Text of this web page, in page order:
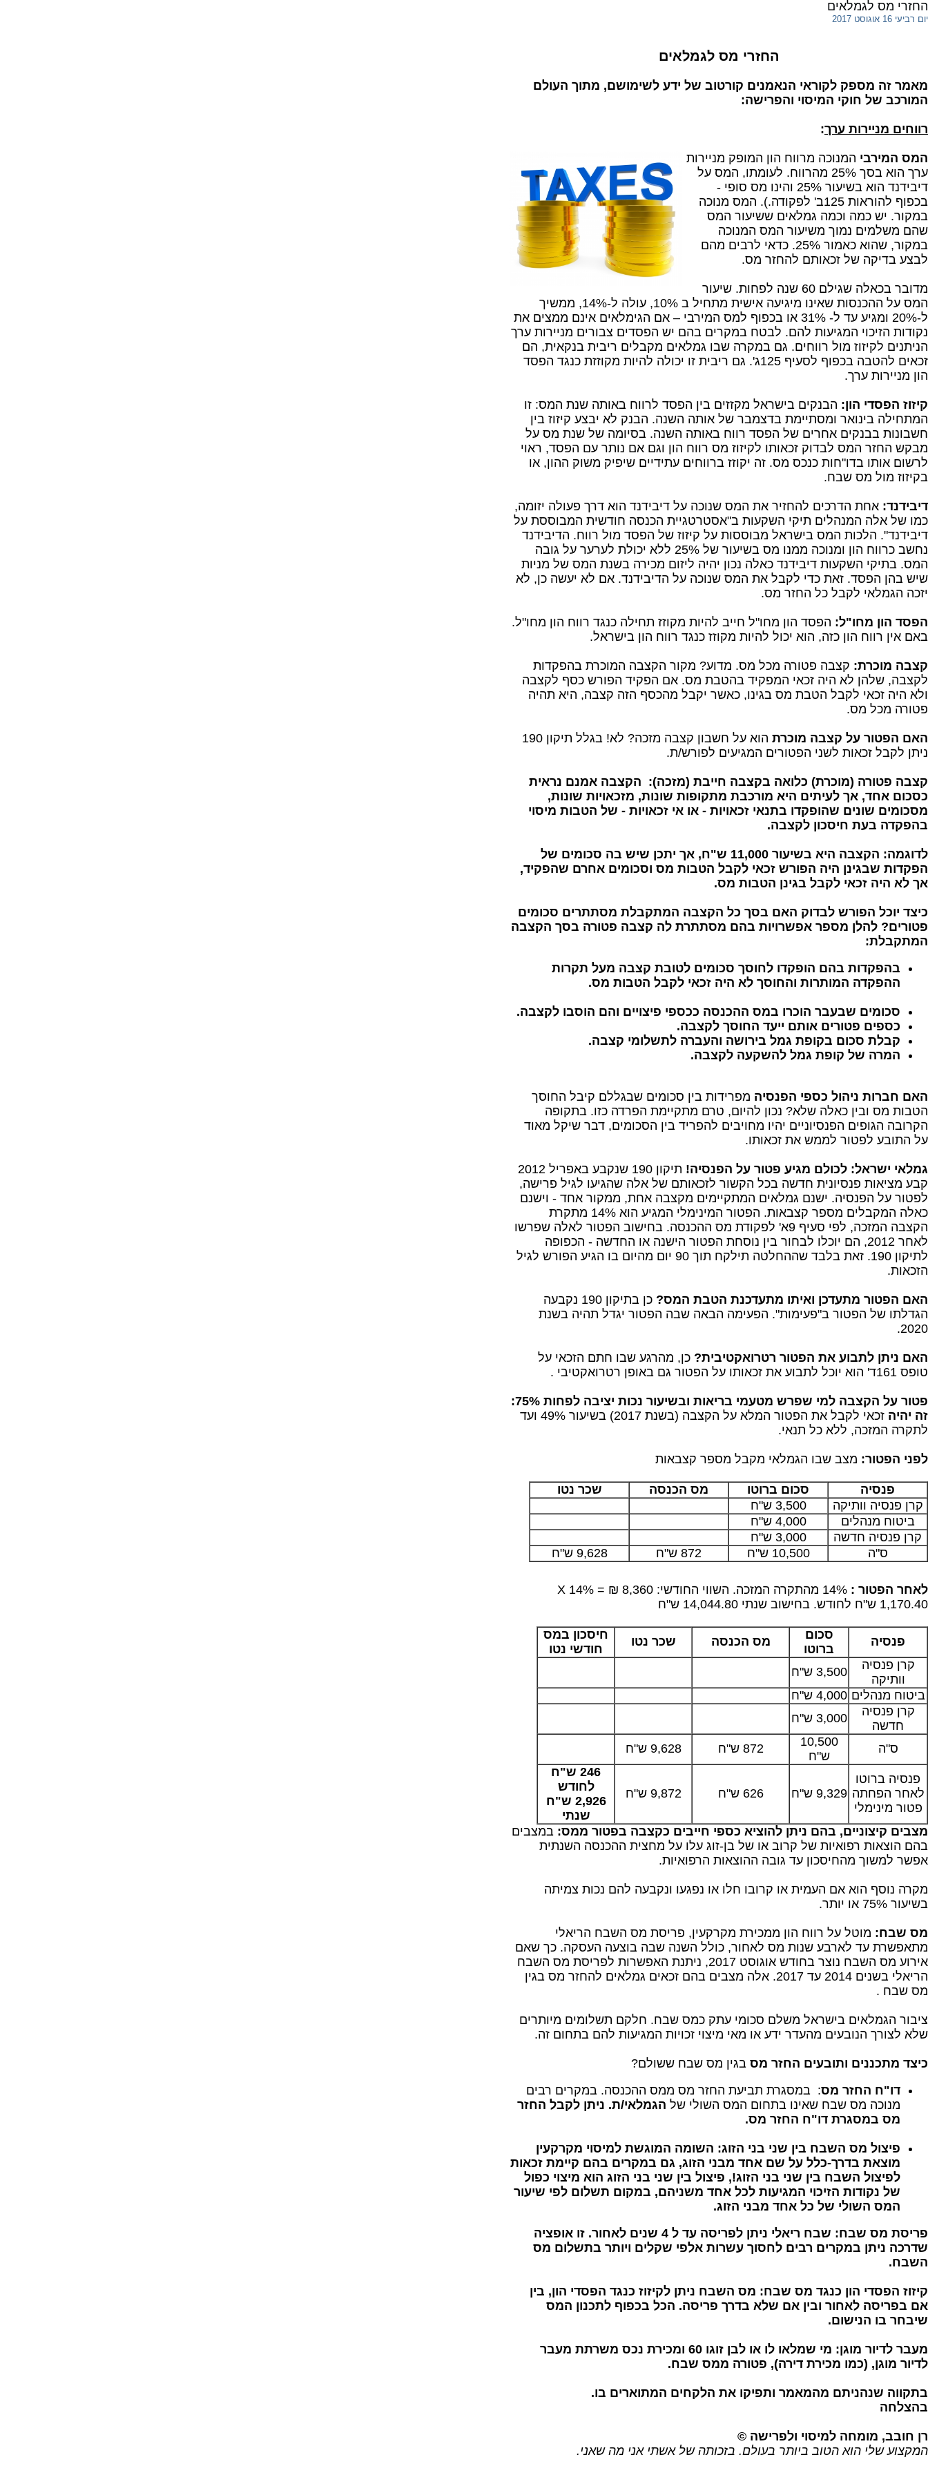
החזרי מס לגמלאים
יום רביעי 16 אוגוסט 2017
החזרי מס לגמלאים
מאמר זה מספק לקוראי הנאמנים קורטוב של ידע לשימושם, מתוך העולם
המורכב של חוקי המיסוי והפרישה:
רווחים מניירות ערך:
המס המירבי המנוכה מרווח הון המופק מניירות
ערך הוא בסך 25% מהרווח. לעומתו, המס על
דיבידנד הוא בשיעור 25% והינו מס סופי -
בכפוף להוראות 125ב' לפקודה.). המס מנוכה
במקור. יש כמה וכמה גמלאים ששיעור המס
שהם משלמים נמוך משיעור המס המנוכה
במקור, שהוא כאמור 25%. כדאי לרבים מהם
לבצע בדיקה של זכאותם להחזר מס.
מדובר בכאלה שגילם 60 שנה לפחות. שיעור
המס על ההכנסות שאינו מיגיעה אישית מתחיל ב 10%, עולה ל-14%, ממשיך
ל-20% ומגיע עד ל- 31% או בכפוף למס המירבי – אם הגימלאים אינם ממצים את
נקודות הזיכוי המגיעות להם. לבטח במקרים בהם יש הפסדים צבורים מניירות ערך
הניתנים לקיזוז מול רווחים. גם במקרה שבו גמלאים מקבלים ריבית בנקאית, הם
זכאים להטבה בכפוף לסעיף 125ג'. גם ריבית זו יכולה להיות מקוזזת כנגד הפסד
הון מניירות ערך.
קיזוז הפסדי הון: הבנקים בישראל מקזזים בין הפסד לרווח באותה שנת המס: זו
המתחילה בינואר ומסתיימת בדצמבר של אותה השנה. הבנק לא יבצע קיזוז בין
חשבונות בבנקים אחרים של הפסד רווח באותה השנה. בסיומה של שנת מס על
מבקש החזר המס לבדוק זכאותו לקיזוז מס רווח הון וגם אם נותר עם הפסד, ראוי
לרשום אותו בדו"חות כנכס מס. זה יקוזז ברווחים עתידיים שיפיק משוק ההון, או
בקיזוז מול מס שבח.
דיבידנד: אחת הדרכים להחזיר את המס שנוכה על דיבידנד הוא דרך פעולה יזומה,
כמו של אלה המנהלים תיקי השקעות ב"אסטרטגיית הכנסה חודשית המבוססת על
דיבידנד". הלכות המס בישראל מבוססות על קיזוז של הפסד מול רווח. הדיבידנד
נחשב כרווח הון ומנוכה ממנו מס בשיעור של 25% ללא יכולת לערער על גובה
המס. בתיקי השקעות דיבידנד כאלה נכון יהיה ליזום מכירה בשנת המס של מניות
שיש בהן הפסד. זאת כדי לקבל את המס שנוכה על הדיבידנד. אם לא יעשה כן, לא
יזכה הגמלאי לקבל כל החזר מס.
הפסד הון מחו"ל: הפסד הון מחו"ל חייב להיות מקוזז תחילה כנגד רווח הון מחו"ל.
באם אין רווח הון כזה, הוא יכול להיות מקוזז כנגד רווח הון בישראל.
קצבה מוכרת: קצבה פטורה מכל מס. מדוע? מקור הקצבה המוכרת בהפקדות
לקצבה, שלהן לא היה זכאי המפקיד בהטבת מס. אם הפקיד הפורש כסף לקצבה
ולא היה זכאי לקבל הטבת מס בגינו, כאשר יקבל מהכסף הזה קצבה, היא תהיה
פטורה מכל מס.
האם הפטור על קצבה מוכרת
הוא על חשבון קצבה מזכה? לא! בגלל תיקון 190
ניתן לקבל זכאות לשני הפטורים המגיעים לפורש/ת.
קצבה פטורה (מוכרת) כלואה בקצבה חייבת (מזכה): הקצבה אמנם נראית
כסכום אחד, אך לעיתים היא מורכבת מתקופות שונות, מזכאויות שונות,
מסכומים שונים שהופקדו בתנאי זכאויות - או אי זכאויות - של הטבות מיסוי
בהפקדה בעת חיסכון לקצבה.
לדוגמה: הקצבה היא בשיעור 11,000 ש"ח, אך יתכן שיש בה סכומים של
הפקדות שבגינן היה הפורש זכאי לקבל הטבות מס וסכומים אחרם שהפקיד,
אך לא היה זכאי לקבל בגינן הטבות מס.
כיצד יוכל הפורש לבדוק האם בסך כל הקצבה המתקבלת מסתתרים סכומים
פטורים? להלן מספר אפשרויות בהם מסתתרת לה קצבה פטורה בסך הקצבה
המתקבלת:
בהפקדות בהם הופקדו לחוסך סכומים לטובת קצבה מעל תקרות
ההפקדה המותרות והחוסך לא היה זכאי לקבל הטבות מס.
סכומים שבעבר הוכרו במס ההכנסה ככספי פיצויים והם הוסבו לקצבה.
כספים פטורים אותם ייעד החוסך לקצבה.
קבלת סכום בקופת גמל בירושה והעברה לתשלומי קצבה.
המרה של קופת גמל להשקעה לקצבה.
האם חברות ניהול כספי הפנסיה מפרידות בין סכומים שבגללם קיבל החוסך
הטבות מס ובין כאלה שלא? נכון להיום, טרם מתקיימת הפרדה כזו. בתקופה
הקרובה הגופים הפנסיוניים יהיו מחויבים להפריד בין הסכומים, דבר שיקל מאוד
על התובע לפטור לממש את זכאותו.
גמלאי ישראל: לכולם מגיע פטור על הפנסיה!
תיקון 190 שנקבע באפריל 2012
קבע מציאות פנסיונית חדשה בכל הקשור לזכאותם של אלה שהגיעו לגיל פרישה,
לפטור על הפנסיה. ישנם גמלאים המתקיימים מקצבה אחת, ממקור אחד - וישנם
כאלה המקבלים מספר קצבאות. הפטור המינימלי המגיע הוא 14% מתקרת
הקצבה המזכה, לפי סעיף 9א' לפקודת מס ההכנסה. בחישוב הפטור לאלה שפרשו
לאחר 2012, הם יוכלו לבחור בין נוסחת הפטור הישנה או החדשה - הכפופה
לתיקון 190. זאת בלבד שההחלטה תילקח תוך 90 יום מהיום בו הגיע הפורש לגיל
הזכאות.
האם הפטור מתעדכן ואיתו מתעדכנת הטבת המס?
כן בתיקון 190 נקבעה
הגדלתו של הפטור ב"פעימות". הפעימה הבאה שבה הפטור יגדל תהיה בשנת
2020.
האם ניתן לתבוע את הפטור רטרואקטיבית? כן, מהרגע שבו חתם הזכאי על
טופס 161ד' הוא יוכל לתבוע את זכאותו על הפטור גם באופן רטרואקטיבי .
פטור על הקצבה למי שפרש
מטעמי בריאות ובשיעור נכות יציבה לפחות 75%:
זה יהיה
זכאי לקבל את הפטור המלא על הקצבה (בשנת 2017) בשיעור 49% ועד
לתקרה המזכה, ללא כל תנאי.
לפני הפטור: מצב שבו הגמלאי מקבל מספר קצבאות
פנסיה סכום ברוטו מס הכנסה
שכר נטו
קרן פנסיה וותיקה
3,500 ש"ח
ביטוח מנהלים
4,000 ש"ח
קרן פנסיה חדשה
3,000 ש"ח
ס"ה
10,500 ש"ח 872 ש"ח 9,628 ש"ח
לאחר הפטור :
14% מהתקרה המזכה. השווי החודשי: 8,360 ₪ X 14% =
1,170.40 ש"ח לחודש. בחישוב שנתי 14,044.80 ש"ח
פנסיה
סכום
ברוטו
מס הכנסה שכר נטו
חיסכון במס
חודשי נטו
קרן פנסיה
וותיקה
3,500 ש"ח
ביטוח מנהלים 4,000 ש"ח
קרן פנסיה
חדשה
3,000 ש"ח
ס"ה
10,500
ש"ח
872 ש"ח 9,628 ש"ח
פנסיה ברוטו
לאחר הפחתה
פטור מינימלי
9,329 ש"ח 626 ש"ח 9,872 ש"ח
246 ש"ח
לחודש
2,926 ש"ח
שנתי
מצבים קיצוניים, בהם ניתן להוציא כספי חייבים כקצבה בפטור ממס: במצבים
בהם הוצאות רפואיות של קרוב או של בן-זוג עלו על מחצית ההכנסה השנתית
אפשר למשוך מהחיסכון עד גובה ההוצאות הרפואיות.
מקרה נוסף הוא אם העמית או קרובו חלו או נפגעו ונקבעה להם נכות צמיתה
בשיעור 75% או יותר.
מס שבח: מוטל על רווח הון ממכירת מקרקעין, פריסת מס השבח הריאלי
מתאפשרת עד לארבע שנות מס לאחור, כולל השנה שבה בוצעה העסקה. כך שאם
אירוע מס השבח נוצר בחודש אוגוסט 2017, ניתנת האפשרות לפריסת מס השבח
הריאלי בשנים 2014 עד 2017. אלה מצבים בהם זכאים גמלאים להחזר מס בגין
מס שבח .
ציבור הגמלאים בישראל משלם סכומי עתק כמס שבח. חלקם תשלומים מיותרים
שלא לצורך הנובעים מהעדר ידע או מאי מיצוי זכויות המגיעות להם בתחום זה.
כיצד מתכננים ותובעים החזר מס בגין מס שבח ששולם?
דו"ח החזר מס: במסגרת תביעת החזר מס ממס ההכנסה. במקרים רבים
מנוכה מס שבח שאינו בתחום המס השולי של הגמלאי/ת. ניתן לקבל החזר
מס במסגרת דו"ח החזר מס.
פיצול מס השבח בין שני בני הזוג: השומה המוגשת למיסוי מקרקעין
מוצאת בדרך-כלל על שם אחד מבני הזוג, גם במקרים בהם קיימת זכאות
לפיצול השבח בין שני בני הזוג!, פיצול בין שני בני הזוג הוא מיצוי כפול
של נקודות הזיכוי המגיעות לכל אחד משניהם, במקום תשלום לפי שיעור
המס השולי של כל אחד מבני הזוג.
פריסת מס שבח
: שבח ריאלי ניתן לפריסה עד ל 4 שנים לאחור. זו אופציה
שדרכה ניתן במקרים רבים לחסוך עשרות אלפי שקלים ויותר בתשלום מס
השבח.
קיזוז הפסדי הון כנגד מס שבח: מס השבח ניתן לקיזוז כנגד הפסדי הון, בין
אם בפריסה לאחור ובין אם שלא בדרך פריסה. הכל בכפוף לתכנון המס
שיבחר בו הנישום.
מעבר לדיור מוגן:
מי שמלאו לו או לבן זוגו 60 ומכירת נכס משרתת מעבר
לדיור מוגן, (כמו מכירת דירה), פטורה ממס שבח.
בתקווה שנהניתם מהמאמר ותפיקו את הלקחים המתוארים בו.
בהצלחה
רן חובב, מומחה למיסוי ולפרישה ©
המקצוע שלי הוא הטוב ביותר בעולם. בזכותה של אשתי אני מה שאני.